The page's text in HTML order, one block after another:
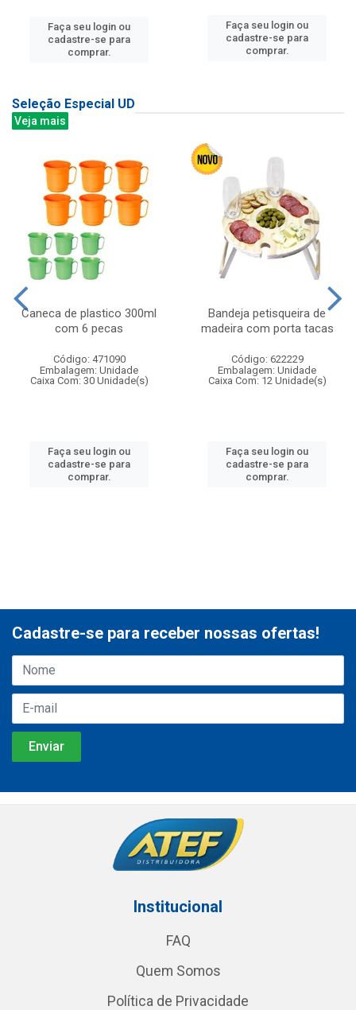
Faça seu login ou
cadastre-se para
comprar.
Faça seu login ou
cadastre-se para
comprar.
Seleção Especial UD
Veja mais
Caneca de plastico 300ml
com 6 pecas
Código: 471090
Embalagem: Unidade
Caixa Com: 30 Unidade(s)
Faça seu login ou
cadastre-se para
comprar.
Bandeja petisqueira de
madeira com porta tacas
Código: 622229
Embalagem: Unidade
Caixa Com: 12 Unidade(s)
Faça seu login ou
cadastre-se para
comprar.
Cadastre-se para receber nossas ofertas!
Institucional
FAQ
Quem Somos
Política de Privacidade